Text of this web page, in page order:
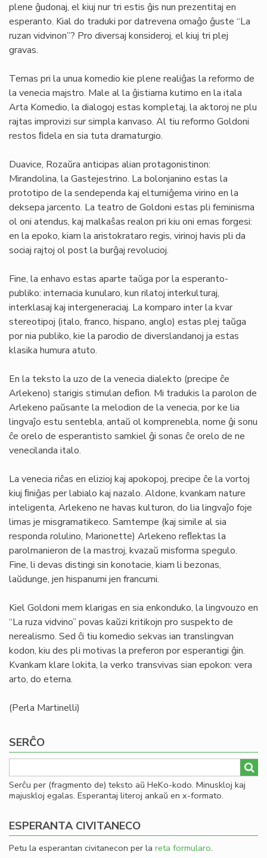
plene ĝudonaj, el kiuj nur tri estis ĝis nun prezentitaj en
esperanto. Kial do traduki por datrevena omaĝo ĝuste “La
ruzan vidvinon”? Pro diversaj konsideroj, el kiuj tri plej
gravas.
Temas pri la unua komedio kie plene realiĝas la reformo de
la venecia majstro. Male al la ĝistiama kutimo en la itala
Arta Komedio, la dialogoj estas kompletaj, la aktoroj ne plu
rajtas improvizi sur simpla kanvaso. Al tiu reformo Goldoni
restos ﬁdela en sia tuta dramaturgio.
Duavice, Rozaŭra anticipas alian protagonistinon:
Mirandolina, la Gastejestrino. La bolonjanino estas la
prototipo de la sendependa kaj elturniĝema virino en la
deksepa jarcento. La teatro de Goldoni estas pli feminisma
ol oni atendus, kaj malkaŝas realon pri kiu oni emas forgesi:
en la epoko, kiam la aristokrataro regis, virinoj havis pli da
sociaj rajtoj ol post la burĝaj revolucioj.
Fine, la enhavo estas aparte taŭga por la esperanto-
publiko: internacia kunularo, kun rilatoj interkulturaj,
interklasaj kaj intergeneraciaj. La komparo inter la kvar
stereotipoj (italo, franco, hispano, anglo) estas plej taŭga
por nia publiko, kie la parodio de diverslandanoj ja estas
klasika humura atuto.
En la teksto la uzo de la venecia dialekto (precipe ĉe
Arlekeno) starigis stimulan deﬁon. Mi tradukis la parolon de
Arlekeno paŭsante la melodion de la venecia, por ke lia
lingvaĵo estu sentebla, antaŭ ol komprenebla, nome ĝi sonu
ĉe orelo de esperantisto samkiel ĝi sonas ĉe orelo de ne
venecilanda italo.
La venecia riĉas en elizioj kaj apokopoj, precipe ĉe la vortoj
kiuj ﬁniĝas per labialo kaj nazalo. Aldone, kvankam nature
inteligenta, Arlekeno ne havas kulturon, do lia lingvaĵo foje
limas je misgramatikeco. Samtempe (kaj simile al sia
responda rolulino, Marionette) Arlekeno reﬂektas la
parolmanieron de la mastroj, kvazaŭ misforma spegulo.
Fine, li devas distingi sin konotacie, kiam li bezonas,
laŭdunge, jen hispanumi jen francumi.
Kiel Goldoni mem klarigas en sia enkonduko, la lingvouzo en
“La ruza vidvino” povas kaŭzi kritikojn pro suspekto de
nerealismo. Sed ĉi tiu komedio sekvas ian translingvan
kodon, kiu des pli motivas la preferon por esperantigi ĝin.
Kvankam klare lokita, la verko transvivas sian epokon: vera
arto, do eterna.
(Perla Martinelli)
SERĈO
Serĉu per (fragmento de) teksto aŭ HeKo-kodo. Minuskloj kaj
majuskloj egalas. Esperantaj literoj ankaŭ en x-formato.
ESPERANTA CIVITANECO
Petu la esperantan civitanecon per la reta formularo.